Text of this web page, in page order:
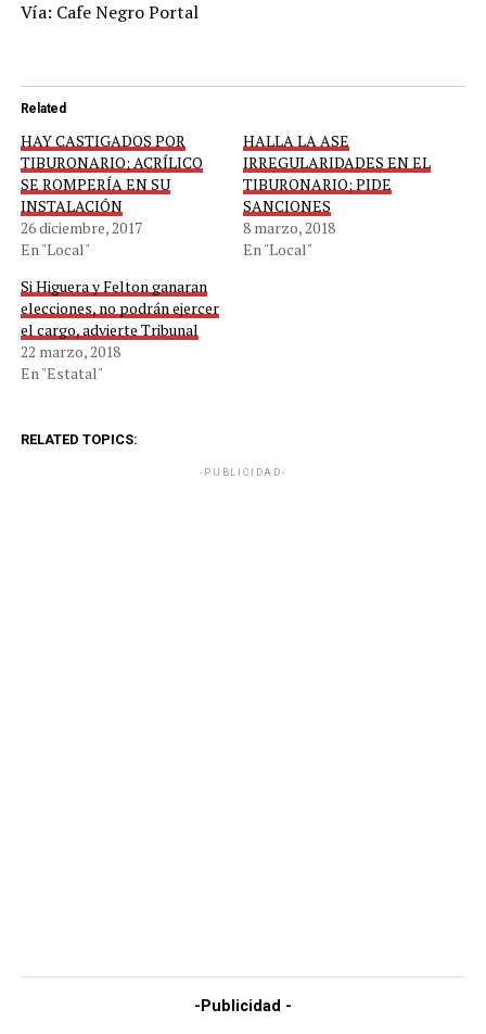
Vía: Cafe Negro Portal
Related
HAY CASTIGADOS POR
TIBURONARIO; ACRÍLICO
SE ROMPERÍA EN SU
INSTALACIÓN
26 diciembre, 2017
En "Local"
HALLA LA ASE
IRREGULARIDADES EN EL
TIBURONARIO; PIDE
SANCIONES
8 marzo, 2018
En "Local"
Si Higuera y Felton ganaran
elecciones, no podrán ejercer
el cargo, advierte Tribunal
22 marzo, 2018
En "Estatal"
RELATED TOPICS:
-PUBLICIDAD-
-Publicidad -